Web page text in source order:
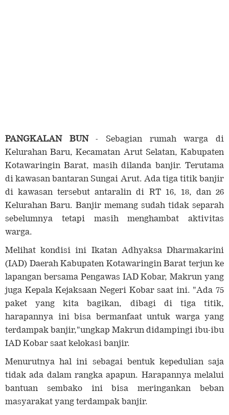
PANGKALAN BUN- Sebagian rumah warga di
Kelurahan Baru, Kecamatan Arut Selatan, Kabupaten
Kotawaringin Barat, masih dilanda banjir. Terutama
di kawasan bantaran Sungai Arut. Ada tiga titik banjir
di kawasan tersebut antaralin di RT 16, 18, dan 26
Kelurahan Baru. Banjir memang sudah tidak separah
sebelumnya tetapi masih menghambat aktivitas
warga.
Melihat kondisi ini Ikatan Adhyaksa Dharmakarini
(IAD) Daerah Kabupaten Kotawaringin Barat terjun ke
lapangan bersama Pengawas IAD Kobar, Makrun yang
juga Kepala Kejaksaan Negeri Kobar saat ini. "Ada 75
paket yang kita bagikan, dibagi di tiga titik,
harapannya ini bisa bermanfaat untuk warga yang
terdampak banjir,"ungkap Makrun didampingi ibu-ibu
IAD Kobar saat kelokasi banjir.
Menurutnya hal ini sebagai bentuk kepedulian saja
tidak ada dalam rangka apapun. Harapannya melalui
bantuan sembako ini bisa meringankan beban
masyarakat yang terdampak banjir.